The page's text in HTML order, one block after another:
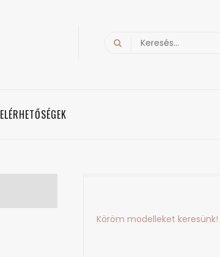
Search
ELÉRHETŐSÉGEK
Köröm modelleket keresünk!